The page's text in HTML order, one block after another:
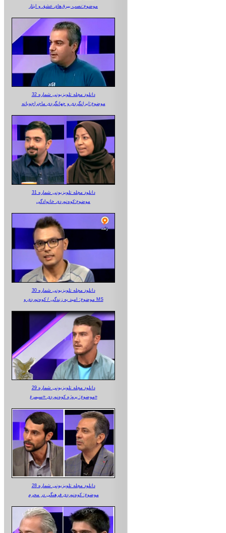
موضوع:نصب بیرق‌های عشق و ایثار
دانلود مجله تلویزیونی شماره 32
موضوع:ایرانگردی و جهانگردی ماجراجویانه
دانلود مجله تلویزیونی شماره 31
موضوع:کوه‌نوردی خانوادگی
دانلود مجله تلویزیونی شماره 30
موضوع: امید به زندگی / کوه‌نوردی و MS
دانلود مجله تلویزیونی شماره 29
موضوع: پروژه کوه‌نوردی «سیمرغ»
دانلود مجله تلویزیونی شماره 28
موضوع: کوه‌نوردی فرهنگی در محرم